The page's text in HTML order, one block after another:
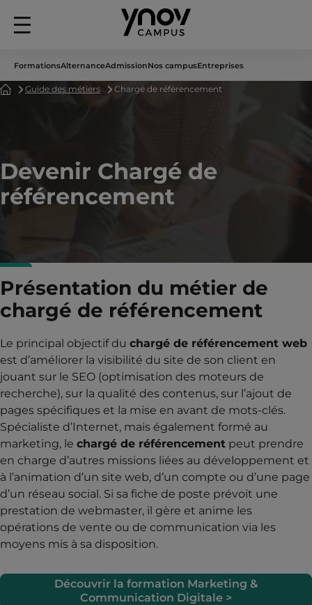
Menu
FormationsAlternanceAdmissionNos campusEntreprises
AccueilGuide des métiers Chargé de référencement
Devenir Chargé de
référencement
Présentation du métier de
chargé de référencement
Le principal objectif du chargé de référencement web
est d’améliorer la visibilité du site de son client en
jouant sur le SEO (optimisation des moteurs de
recherche), sur la qualité des contenus, sur l’ajout de
pages spécifiques et la mise en avant de mots-clés.
Spécialiste d’Internet, mais également formé au
marketing, le chargé de référencement peut prendre
en charge d’autres missions liées au développement et
à l’animation d’un site web, d’un compte ou d’une page
d’un réseau social. Si sa fiche de poste prévoit une
prestation de webmaster, il gère et anime les
opérations de vente ou de communication via les
moyens mis à sa disposition.
Découvrir la formation Marketing &
Communication Digitale >